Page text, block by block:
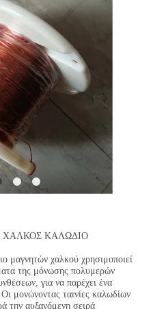
ΧΑΛΚΟΣ ΚΑΛΩΔΙΟ
χαλκού χρησιμοποιεί
της μόνωσης πολυμερών
για να παρέχει ένα
μονώνοντας ταινίες καλωδίων
την αυξανόμενη σειρά